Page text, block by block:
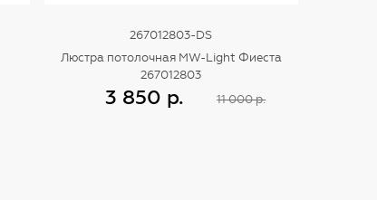
267012803-DS
Люстра потолочная MW-Light Фиеста
267012803
3 850 р.
11 000 р.